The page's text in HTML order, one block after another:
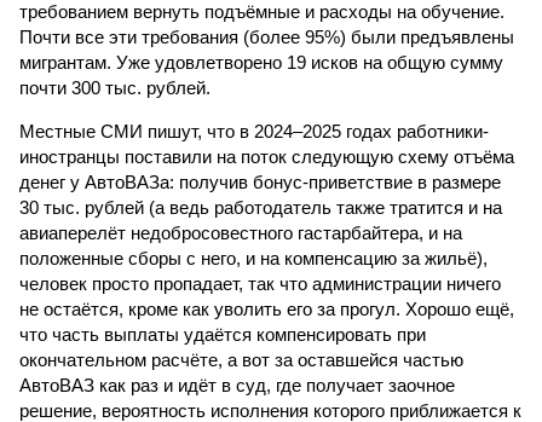
требованием вернуть подъёмные и расходы на обучение.
Почти все эти требования (более 95%) были предъявлены
мигрантам. Уже удовлетворено 19 исков на общую сумму
почти 300 тыс. рублей.
Местные СМИ пишут, что в 2024–2025 годах работники-
иностранцы поставили на поток следующую схему отъёма
денег у АвтоВАЗа: получив бонус-приветствие в размере
30 тыс. рублей (а ведь работодатель также тратится и на
авиаперелёт недобросовестного гастарбайтера, и на
положенные сборы с него, и на компенсацию за жильё),
человек просто пропадает, так что администрации ничего
не остаётся, кроме как уволить его за прогул. Хорошо ещё,
что часть выплаты удаётся компенсировать при
окончательном расчёте, а вот за оставшейся частью
АвтоВАЗ как раз и идёт в суд, где получает заочное
решение, вероятность исполнения которого приближается к